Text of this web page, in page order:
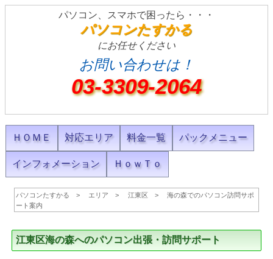
パソコン、スマホで困ったら・・・
パソコンたすかる
にお任せください
お問い合わせは！
03-3309-2064
ＨＯＭＥ 対応エリア 料金一覧 パックメニュー
インフォメーション ＨｏｗＴｏ
パソコンたすかる エリア 江東区
海の森でのパソコン訪問サポ
ート案内
江東区海の森へのパソコン出張・訪問サポート